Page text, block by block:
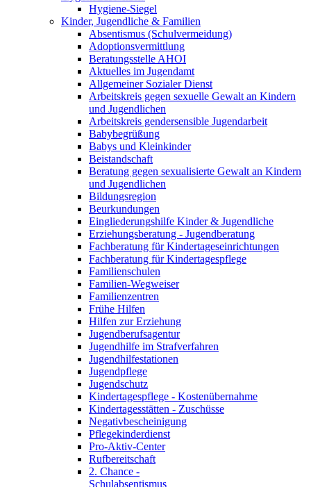
Hygiene-Siegel
Kinder, Jugendliche & Familien
Absentismus (Schulvermeidung)
Adoptionsvermittlung
Beratungsstelle AHOI
Aktuelles im Jugendamt
Allgemeiner Sozialer Dienst
Arbeitskreis gegen sexuelle Gewalt an Kindern
und Jugendlichen
Arbeitskreis gendersensible Jugendarbeit
Babybegrüßung
Babys und Kleinkinder
Beistandschaft
Beratung gegen sexualisierte Gewalt an Kindern
und Jugendlichen
Bildungsregion
Beurkundungen
Eingliederungshilfe Kinder & Jugendliche
Erziehungsberatung - Jugendberatung
Fachberatung für Kindertageseinrichtungen
Fachberatung für Kindertagespflege
Familienschulen
Familien-Wegweiser
Familienzentren
Frühe Hilfen
Hilfen zur Erziehung
Jugendberufsagentur
Jugendhilfe im Strafverfahren
Jugendhilfestationen
Jugendpflege
Jugendschutz
Kindertagespflege - Kostenübernahme
Kindertagesstätten - Zuschüsse
Negativbescheinigung
Pflegekinderdienst
Pro-Aktiv-Center
Rufbereitschaft
2. Chance -
Schulabsentismus